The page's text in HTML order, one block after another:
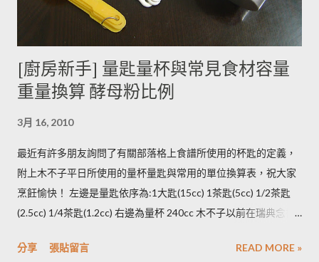
生物鹼。 2. 別放進冰箱冷藏，低溫冷藏儲存過的馬鈴薯，切開後
烹煮變黑的情形較常溫儲存的馬鈴薯嚴重。 2014/12/12修正，
木不子誤解《食物與廚藝 蔬果、香料、穀物》 P82~85的文字
意義，請大家掠過這段說法。自己的經驗是冰過的馬鈴薯煮完比
較容易發黑，但是目前還找不到相關的原因。歡迎大家提供。 3.
淨蒸熟，接著再依據料理需求切塊或壓泥分裝，送入冷凍庫冷
凍。必須注意的是，在馬鈴薯冷凍的過程，水分會與澱粉脫離，
所以解凍馬鈴薯塊時馬鈴薯會出水，不同的馬鈴薯品種，出水程
度不同，可依料理需求選擇；冷凍庫的幸福生活提案一書提到：
將馬鈴薯壓成泥，可以改善馬鈴薯解凍後水水軟軟的狀態。木不
被附近的馬鈴薯泥吸收。 2014/12/12補充from Patty： 1.新鮮現
[廚房新手] 量匙量杯與常見食材容量
重量換算 酵母粉比例
3月 16, 2010
最近有許多朋友詢問了有關部落格上食譜所使用的杯匙的定義，
附上木不子平日所使用的量杯量匙與常用的單位換算表，祝大家
烹飪愉快！ 左邊是量匙依序為:1大匙(15cc) 1茶匙(5cc) 1/2茶匙
(2.5cc) 1/4茶匙(1.2cc) 右邊為量杯 240cc 木不子以前在瑞典念書
用材料容量重量換算表 名稱 1 小匙 (1t) 1 大匙(1T) 1 杯(1cup)
分享 張貼留言 READ MORE »